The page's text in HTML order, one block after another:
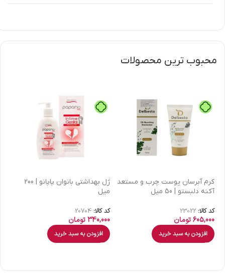
محبوب ترین محصولات
كرم آبرسان پوست چرب و مستعد
آکنه دلبستو | 50 میل
کد کالا: 23022
605,000تومان
افزودن به سبد خرید
ژل بهداشتی بانوان پاپانو | 200
میل
کد کالا: 20704
340,000تومان
افزودن به سبد خرید